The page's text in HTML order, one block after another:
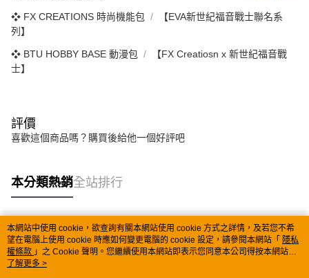
❖ FX CREATIONS 時尚機能包
【EVA新世紀福音戰士聯名系
列】
❖ BTU HOBBY BASE 動漫包
【FX Creatiosn x 新世紀福音戰
士】
評價
喜歡這個商品嗎？購買後給他一個好評吧
本分類熱銷全站排行
熱門標籤
本網站中使用 cookie，欲查詢有關本網站使用 cookie 方式之詳情，及若您不希
望在電腦上使用 cookie 時應如何變更電腦的 cookie 設定，請參閱本網站「 隱私
權條款 」之 Cookie 聲明。您繼續使用本網站即表示您同意本公司得按本網站使
用條款之 Cookie 聲明使用 cookie。
了解更多 >